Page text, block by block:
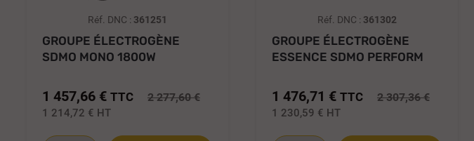
Réf. DNC : 361251
GROUPE ÉLECTROGÈNE
SDMO MONO 1800W
1 457,66 € TTC 2 277,60 €
1 214,72 € HT
Réf. DNC : 361302
GROUPE ÉLECTROGÈNE
ESSENCE SDMO PERFORM
1 476,71 € TTC 2 307,36 €
1 230,59 € HT